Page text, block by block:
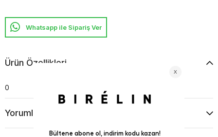
Whatsapp ile Sipariş Ver
Ürün Özellikleri
0
Yorumlar